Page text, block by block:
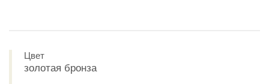
Цвет
золотая бронза